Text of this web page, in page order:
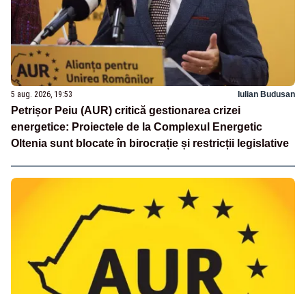
5 aug. 2026, 19:53 Iulian Budusan
Petrișor Peiu (AUR) critică gestionarea crizei
energetice: Proiectele de la Complexul Energetic
Oltenia sunt blocate în birocrație și restricții legislative